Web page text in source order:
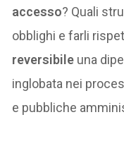
accesso? Quali
obblighi e farli
reversibile una
inglobata nei
e pubbliche